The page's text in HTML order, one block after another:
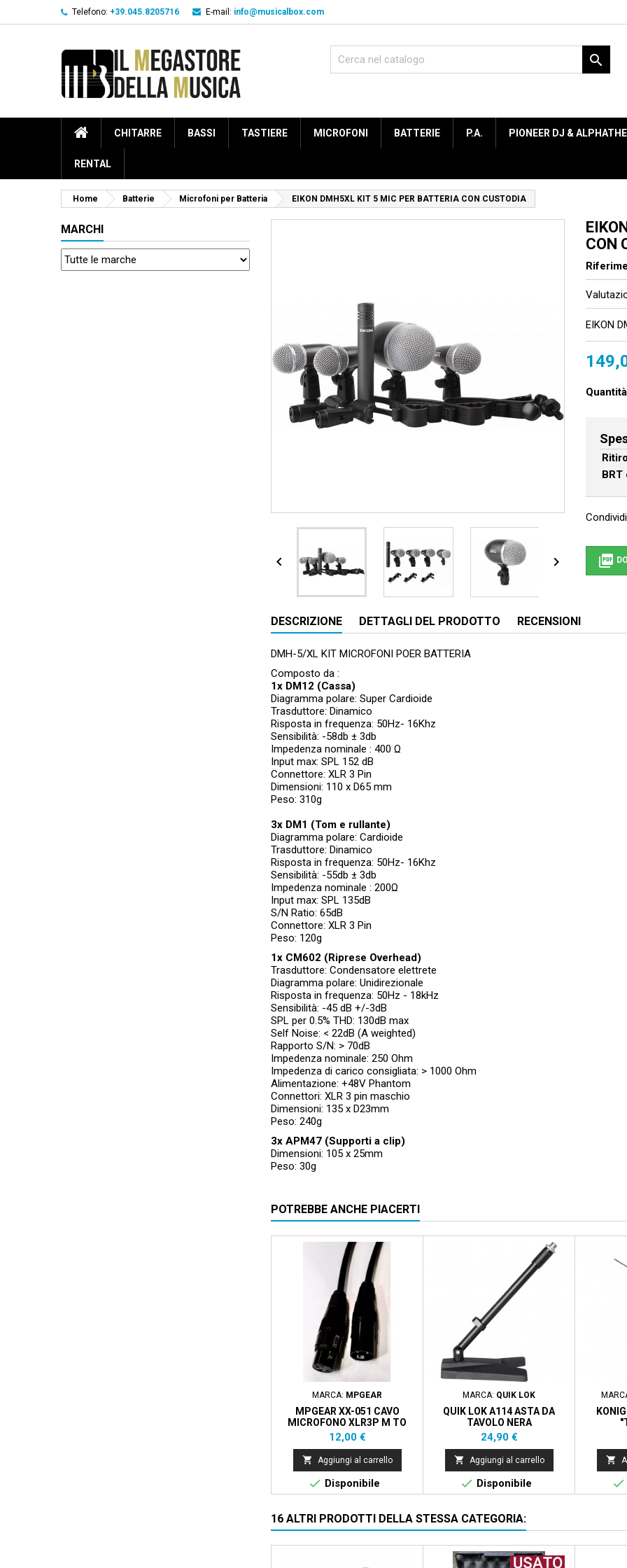
Telefono: +39.045.8205716 E-mail: info@musicalbox.com

CHITARRE BASSI TASTIERE MICROFONI BATTERIE P.A. PIONEER DJ &
RENTAL
Home Batterie Microfoni per Batteria EIKON DMH5XL KIT 5 MIC PER BATTERIA CON CUSTODIA
MARCHI
 
CON
EIKON
Quantità
Condividi

DESCRIZIONE DETTAGLI DEL PRODOTTO RECENSIONI
DMH-5/XL KIT MICROFONI POER BATTERIA
Composto da :
1x DM12 (Cassa)
Diagramma polare: Super Cardioide
Trasduttore: Dinamico
Risposta in frequenza: 50Hz- 16Khz
Sensibilità: -58db ± 3db
Impedenza nominale : 400 Ω
Input max: SPL 152 dB
Connettore: XLR 3 Pin
Dimensioni: 110 x D65 mm
Peso: 310g
3x DM1 (Tom e rullante)
Diagramma polare: Cardioide
Trasduttore: Dinamico
Risposta in frequenza: 50Hz- 16Khz
Sensibilità: -55db ± 3db
Impedenza nominale : 200Ω
Input max: SPL 135dB
S/N Ratio: 65dB
Connettore: XLR 3 Pin
Peso: 120g
1x CM602 (Riprese Overhead)
Trasduttore: Condensatore elettrete
Diagramma polare: Unidirezionale
Risposta in frequenza: 50Hz - 18kHz
Sensibilità: -45 dB +/-3dB
SPL per 0.5% THD: 130dB max
Self Noise: < 22dB (A weighted)
Rapporto S/N: > 70dB
Impedenza nominale: 250 Ohm
Impedenza di carico consigliata: > 1000 Ohm
Alimentazione: +48V Phantom
Connettori: XLR 3 pin maschio
Dimensioni: 135 x D23mm
Peso: 240g
3x APM47 (Supporti a clip)
Dimensioni: 105 x 25mm
Peso: 30g
POTREBBE ANCHE PIACERTI
MARCA: MPGEAR
MPGEAR XX-051 CAVO
MICROFONO XLR3P M TO
XLR3P F - 5M - BLACK
Prezzo
12,00 €
 Aggiungi al carrello
 Disponibile
MARCA: QUIK LOK
QUIK LOK A114 ASTA DA
TAVOLO NERA
Prezzo
24,90 €
 Aggiungi al carrello
 Disponibile


16 ALTRI PRODOTTI DELLA STESSA CATEGORIA: